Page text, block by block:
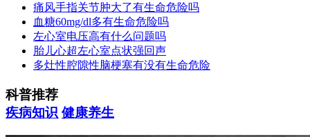
痛风手指关节肿大了有生命危险吗
血糖60mg/dl多有生命危险吗
左心室电压高有什么问题吗
胎儿心超左心室点状强回声
多灶性腔隙性脑梗塞有没有生命危险
科普推荐
疾病知识 健康养生